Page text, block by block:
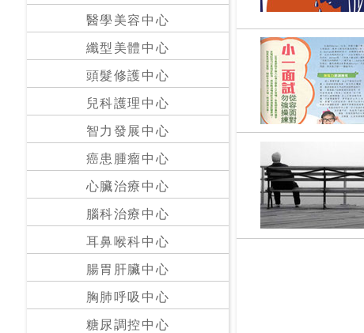
院
醫
醫
院
醫學美容中心
纖型美體中心
頭髮修護中心
兒科護理中心
智力發展中心
癌患腫瘤中心
心臟治療中心
腦科治療中心
耳鼻喉科中心
腸胃肝臟中心
胸肺呼吸中心
糖尿調控中心